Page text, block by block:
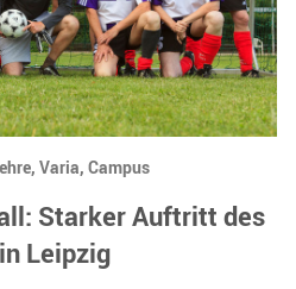
Varia, Campus
Starker Auftritt des
Leipzig